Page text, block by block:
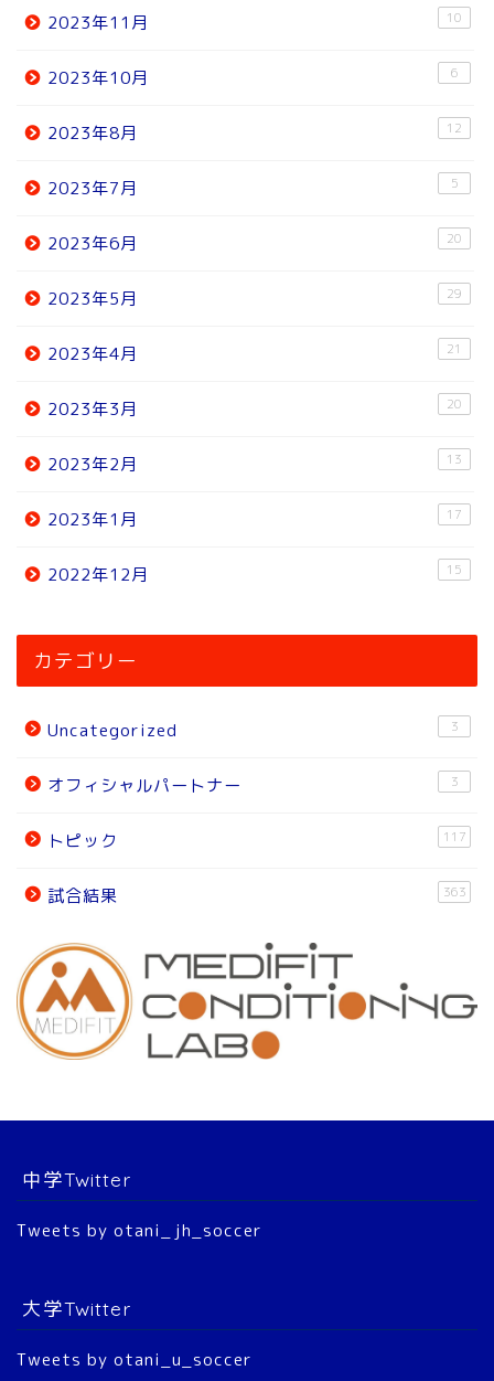
2023年11月 10
2023年10月 6
2023年8月 12
2023年7月 5
2023年6月 20
2023年5月 29
2023年4月 21
2023年3月 20
2023年2月 13
2023年1月 17
2022年12月 15
カテゴリー
Uncategorized 3
オフィシャルパートナー 3
トピック 117
試合結果 363
中学Twitter
Tweets by otani_jh_soccer
大学Twitter
Tweets by otani_u_soccer
ニュース
チーム紹介
チーム紹介
選 手